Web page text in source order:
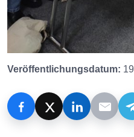
Veröffentlichungsdatum: